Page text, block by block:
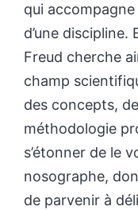
qui accompagne
d’une discipline.
Freud cherche
champ
des concepts,
méthodologie
s’étonner de le
nosographe,
de parvenir à